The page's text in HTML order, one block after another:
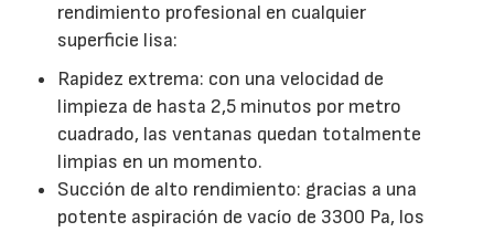
rendimiento profesional en cualquier
superficie lisa:
Rapidez extrema: con una velocidad de
limpieza de hasta 2,5 minutos por metro
cuadrado, las ventanas quedan totalmente
limpias en un momento.
Succión de alto rendimiento: gracias a una
potente aspiración de vacío de 3300 Pa, los